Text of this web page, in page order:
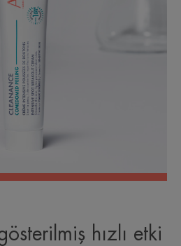
hızlı etki